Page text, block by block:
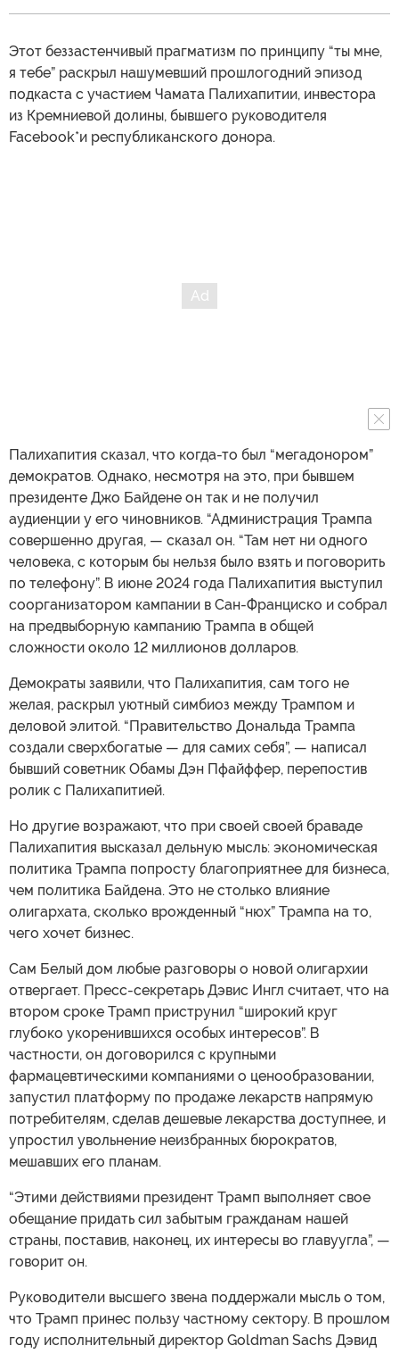
Этот беззастенчивый прагматизм по принципу “ты мне,
я тебе” раскрыл нашумевший прошлогодний эпизод
подкаста с участием Чамата Палихапитии, инвестора
из Кремниевой долины, бывшего руководителя
Facebook*и республиканского донора.
Палихапития сказал, что когда-то был “мегадонором”
демократов. Однако, несмотря на это, при бывшем
президенте Джо Байдене он так и не получил
аудиенции у его чиновников. “Администрация Трампа
совершенно другая, — сказал он. “Там нет ни одного
человека, с которым бы нельзя было взять и поговорить
по телефону”. В июне 2024 года Палихапития выступил
соорганизатором кампании в Сан-Франциско и собрал
на предвыборную кампанию Трампа в общей
сложности около 12 миллионов долларов.
Демократы заявили, что Палихапития, сам того не
желая, раскрыл уютный симбиоз между Трампом и
деловой элитой. “Правительство Дональда Трампа
создали сверхбогатые — для самих себя”, — написал
бывший советник Обамы Дэн Пфайффер, перепостив
ролик с Палихапитией.
Но другие возражают, что при своей своей браваде
Палихапития высказал дельную мысль: экономическая
политика Трампа попросту благоприятнее для бизнеса,
чем политика Байдена. Это не столько влияние
олигархата, сколько врожденный “нюх” Трампа на то,
чего хочет бизнес.
Сам Белый дом любые разговоры о новой олигархии
отвергает. Пресс-секретарь Дэвис Ингл считает, что на
втором сроке Трамп приструнил “широкий круг
глубоко укоренившихся особых интересов”. В
частности, он договорился с крупными
фармацевтическими компаниями о ценообразовании,
запустил платформу по продаже лекарств напрямую
потребителям, сделав дешевые лекарства доступнее, и
упростил увольнение неизбранных бюрократов,
мешавших его планам.
“Этими действиями президент Трамп выполняет свое
обещание придать сил забытым гражданам нашей
страны, поставив, наконец, их интересы во главуугла”, —
говорит он.
Руководители высшего звена поддержали мысль о том,
что Трамп принес пользу частному сектору. В прошлом
году исполнительный директор Goldman Sachs Дэвид